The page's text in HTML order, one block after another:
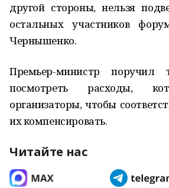
другой стороны, нельзя
остальных участников
Чернышенко.
Премьер-министр поручил
посмотреть расходы,
организаторы, чтобы
их компенсировать.
Читайте нас